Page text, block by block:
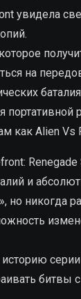
увидела
на
портативной
как Alien Vs
и
но никогда
битвы